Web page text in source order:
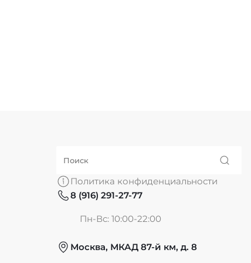
Политика конфиденциальности
8 (916) 291-27-77
Пн-Вс: 10:00-22:00
Москва, МКАД 87-й км, д. 8